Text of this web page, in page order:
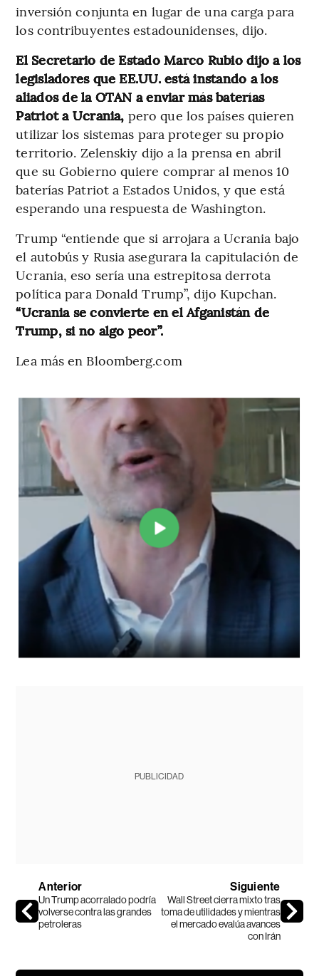
inversión conjunta en lugar de una carga para
los contribuyentes estadounidenses, dijo.
El Secretario de Estado Marco Rubio dijo a los
legisladores que EE.UU. está instando a los
aliados de la OTAN a enviar más baterías
Patriot a Ucrania, pero que los países quieren
utilizar los sistemas para proteger su propio
territorio. Zelenskiy dijo a la prensa en abril
que su Gobierno quiere comprar al menos 10
baterías Patriot a Estados Unidos, y que está
esperando una respuesta de Washington.
Trump “entiende que si arrojara a Ucrania bajo
el autobús y Rusia asegurara la capitulación de
Ucrania, eso sería una estrepitosa derrota
política para Donald Trump”, dijo Kupchan.
“Ucrania se convierte en el Afganistán de
Trump, si no algo peor”.
Lea más en Bloomberg.com
PUBLICIDAD
Anterior
Un Trump acorralado podría
volverse contra las grandes
petroleras
Siguiente
Wall Street cierra mixto tras
toma de utilidades y mientras
el mercado evalúa avances
con Irán